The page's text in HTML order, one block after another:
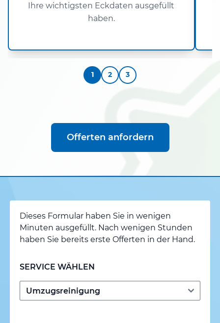
Ihre wichtigsten Eckdaten ausgefüllt
haben.
1 2 3
Offerten anfordern
Dieses Formular haben Sie in wenigen
Minuten ausgefüllt. Nach wenigen Stunden
haben Sie bereits erste Offerten in der Hand.
SERVICE WÄHLEN